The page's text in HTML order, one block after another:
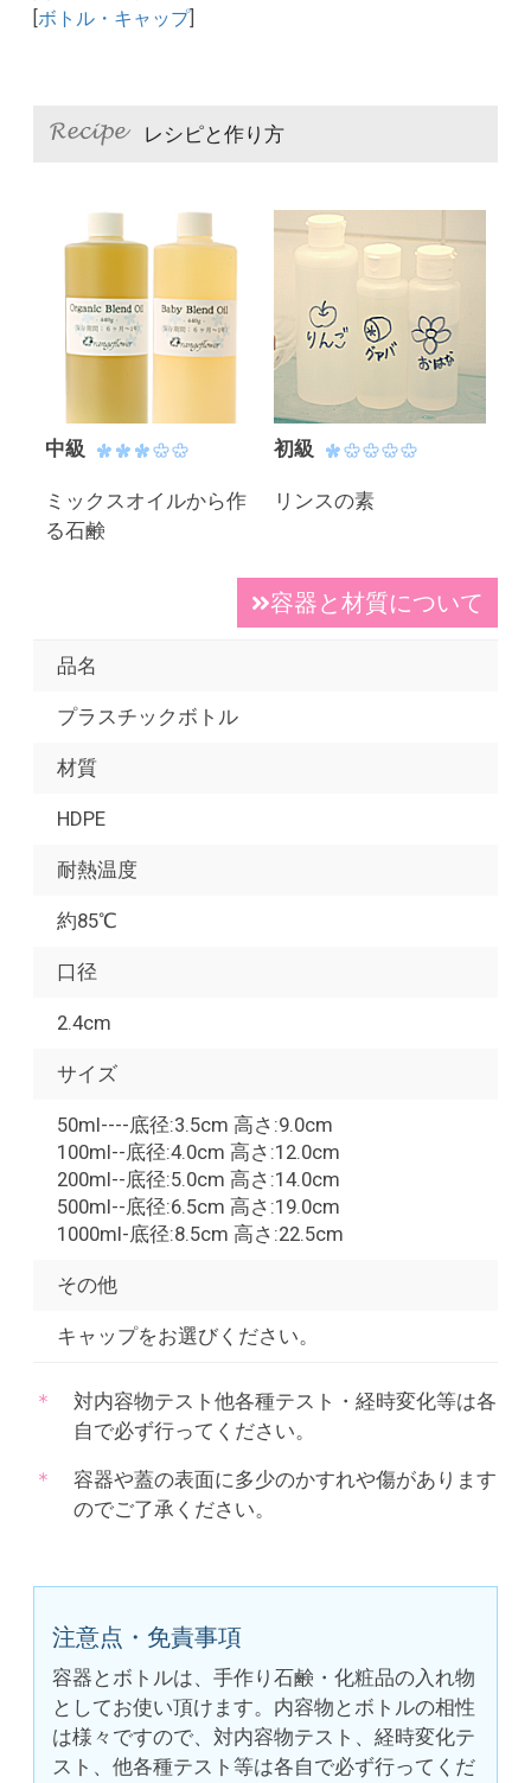
ボトル・キャップ]
レシピと作り方
中級
ミックスオイルから作
る石鹸
初級
リンスの素
容器と材質について
品名
プラスチックボトル
材質
HDPE
耐熱温度
約85℃
口径
2.4cm
サイズ
50ml----底径:3.5cm 高さ:9.0cm
100ml--底径:4.0cm 高さ:12.0cm
200ml--底径:5.0cm 高さ:14.0cm
500ml--底径:6.5cm 高さ:19.0cm
1000ml-底径:8.5cm 高さ:22.5cm
その他
キャップをお選びください。
対内容物テスト他各種テスト・経時変化等は各
自で必ず行ってください。
容器や蓋の表面に多少のかすれや傷があります
のでご了承ください。
注意点・免責事項
容器とボトルは、手作り石鹸・化粧品の入れ物
としてお使い頂けます。内容物とボトルの相性
は様々ですので、対内容物テスト、経時変化テ
スト、他各種テスト等は各自で必ず行ってくだ